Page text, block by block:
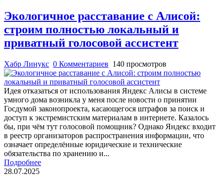
Экологичное расставание с Алисой:
строим полностью локальный и
приватный голосовой ассистент
Хабр Линукс 0 Комментариев 140 просмотров
Идея отказаться от использования Яндекс Алисы в системе
умного дома возникла у меня после новости о принятии
Госдумой законопроекта, касающегося штрафов за поиск и
доступ к экстремистским материалам в интернете. Казалось
бы, при чём тут голосовой помощник? Однако Яндекс входит
в реестр организаторов распространения информации, что
означает определённые юридические и технические
обязательства по хранению и...
Подробнее
28.07.2025